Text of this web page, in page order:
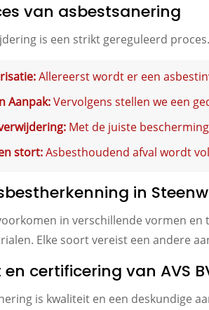
van asbestsanering
is een strikt gereguleerd
Allereerst wordt er een
Aanpak:Vervolgens stellen we een
Met de juiste
stort:Asbesthoudend afval wordt
in
in verschillende vormen
Elke soort vereist een andere
certificering van AVS
is kwaliteit en een deskundige